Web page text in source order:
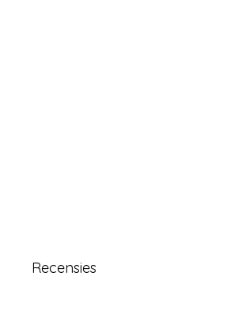
Recensies